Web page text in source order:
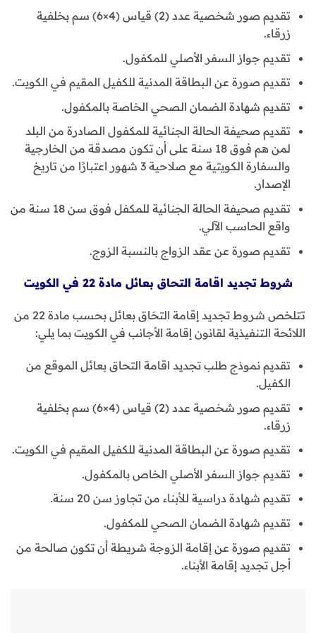
تقديم صور شخصية عدد (2) قياس (4×6) سم بخلفية
زرقاء.
تقديم جواز السفر الأصلي للمكفول.
تقديم صورة عن البطاقة المدنية للكفيل المقيم في الكويت.
تقديم شهادة الضمان الصحي الخاصة بالمكفول.
تقديم صحيفة الحالة الجنائية للمكفول الصادرة من البلد
لمن هم فوق 18 سنة على أن تكون مصدقة من الخارجية
والسفارة الكويتية مع صلاحية 3 شهور اعتبارًا من تاريخ
الإصدار.
تقديم صحيفة الحالة الجنائية للمكفل فوق سن 18 سنة من
واقع الحاسب الآلي.
تقديم صورة عن عقد الزواج بالنسبة الزوج.
شروط تجديد اقامة التحاق بعائل مادة 22 في الكويت
تتلخص شروط تجديد إقامة التحَاق بعائل بحسب مادة 22 من
اللائحة التنفيذية لقانون إقامة الأجانب في الكويت بما يلي:
تقديم نموذج طلب تجديد اقامة التحاق بعائل الموقع من
الكفيل.
تقديم صور شخصية عدد (2) قياس (4×6) سم بخلفية
زرقاء.
تقديم صورة عن البطاقة المدنية للكفيل المقيم في الكويت.
تقديم جواز السفر الأصلي الخاص بالمكفول.
تقديم شهادة دراسية للأبناء من تجاوز سن 20 سنة.
تقديم شهادة الضمان الصحي للمكفول.
تقديم صورة عن إقامة الزوجة شريطة أن تكون صالحة من
أجل تجديد إقامة الأبناء.